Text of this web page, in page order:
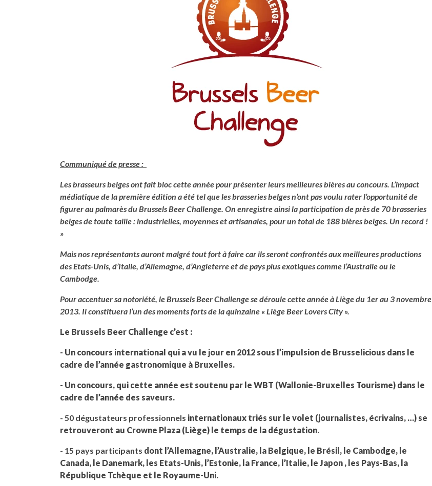
Communiqué de presse :
Les brasseurs belges ont fait bloc cette année pour présenter leurs meilleures bières au concours. L’impact
médiatique de la première édition a été tel que les brasseries belges n’ont pas voulu rater l’opportunité de
figurer au palmarès du Brussels Beer Challenge. On enregistre ainsi la participation de près de 70 brasseries
belges de toute taille : industrielles, moyennes et artisanales, pour un total de 188 bières belges. Un record !
»
Mais nos représentants auront malgré tout fort à faire car ils seront confrontés aux meilleures productions
des Etats-Unis, d’Italie, d’Allemagne, d’Angleterre et de pays plus exotiques comme l’Australie ou le
Cambodge.
Pour accentuer sa notoriété, le Brussels Beer Challenge se déroule cette année à Liège du 1erau 3 novembre
2013. Il constituera l’un des moments forts de la quinzaine « Liège Beer Lovers City ».
Le Brussels Beer Challenge c’est :
- Un concours international qui a vu le jour en 2012 sous l’impulsion de Brusselicious dans le
cadre de l’année gastronomique à Bruxelles.
- Un concours, qui cette année est soutenu par le WBT (Wallonie-Bruxelles Tourisme) dans le
cadre de l’année des saveurs.
- 50 dégustateurs professionnels internationaux triés sur le volet (journalistes, écrivains, …) se
retrouveront au Crowne Plaza (Liège) le temps de la dégustation.
- 15 pays participants dont l’Allemagne, l’Australie, la Belgique, le Brésil, le Cambodge, le
Canada, le Danemark, les Etats-Unis, l’Estonie, la France, l’Italie, le Japon , les Pays-Bas, la
République Tchèque et le Royaume-Uni.